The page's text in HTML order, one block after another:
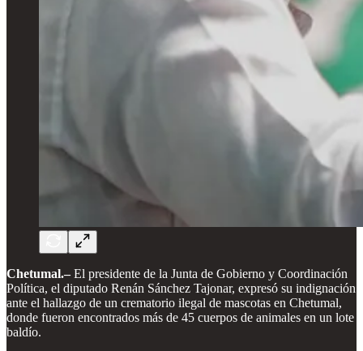
Chetumal.–El presidente de la Junta de Gobierno y Coordinación
Política, el diputado Renán Sánchez Tajonar, expresó su indignación
ante el hallazgo de un crematorio ilegal de mascotas en Chetumal,
donde fueron encontrados más de 45 cuerpos de animales en un lote
baldío.